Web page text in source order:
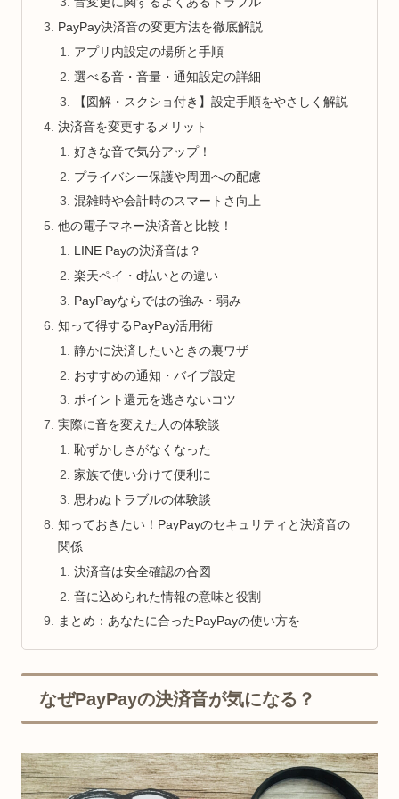
PayPay決済音の変更方法を徹底解説
アプリ内設定の場所と手順
選べる音・音量・通知設定の詳細
【図解・スクショ付き】設定手順をやさしく解説
決済音を変更するメリット
好きな音で気分アップ！
プライバシー保護や周囲への配慮
混雑時や会計時のスマートさ向上
他の電子マネー決済音と比較！
LINE Payの決済音は？
楽天ペイ・d払いとの違い
PayPayならではの強み・弱み
知って得するPayPay活用術
静かに決済したいときの裏ワザ
おすすめの通知・バイブ設定
ポイント還元を逃さないコツ
実際に音を変えた人の体験談
恥ずかしさがなくなった
家族で使い分けて便利に
思わぬトラブルの体験談
知っておきたい！PayPayのセキュリティと決済音の
関係
決済音は安全確認の合図
音に込められた情報の意味と役割
まとめ：あなたに合ったPayPayの使い方を
なぜPayPayの決済音が気になる？